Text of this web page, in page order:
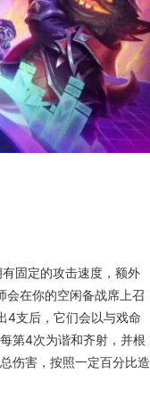
固定的攻击速度，额外
会在你的空闲备战席上召
4支后，它们会以与戏命
第4次为谐和齐射，并根
伤害，按照一定百分比造